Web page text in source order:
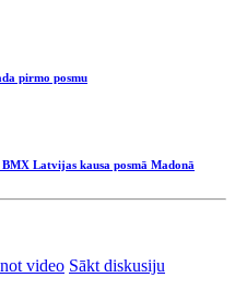
pirmo posmu
Latvijas kausa posmā Madonā
video Sākt diskusiju